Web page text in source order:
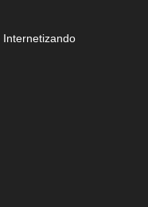
Internetizando